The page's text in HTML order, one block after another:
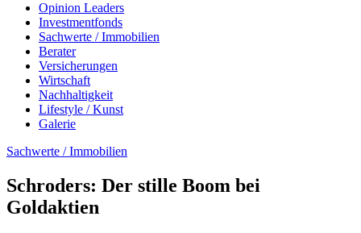
Opinion Leaders
Investmentfonds
Sachwerte / Immobilien
Berater
Versicherungen
Wirtschaft
Nachhaltigkeit
Lifestyle / Kunst
Galerie
Sachwerte / Immobilien
Schroders: Der stille Boom bei
Goldaktien